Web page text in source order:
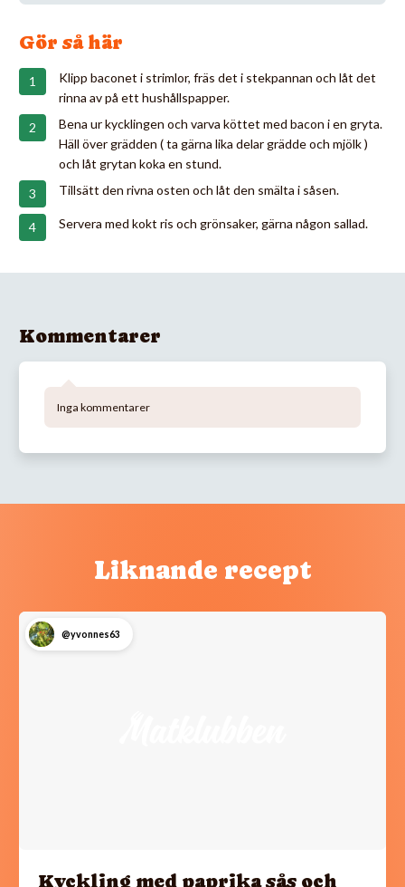
Gör så här
Klipp baconet i strimlor, fräs det i stekpannan och låt det
rinna av på ett hushållspapper.
Bena ur kycklingen och varva köttet med bacon i en gryta.
Häll över grädden ( ta gärna lika delar grädde och mjölk )
och låt grytan koka en stund.
Tillsätt den rivna osten och låt den smälta i såsen.
Servera med kokt ris och grönsaker, gärna någon sallad.
Kommentarer
Inga kommentarer
Liknande recept
@yvonnes63
Kyckling med paprika sås och